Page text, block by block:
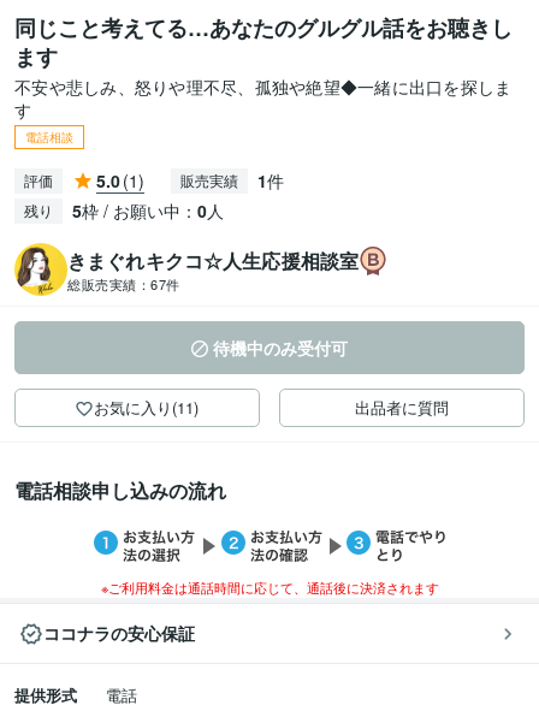
同じこと考えてる…あなたのグルグル話をお聴きし
ます
不安や悲しみ、怒りや理不尽、孤独や絶望◆一緒に出口を探しま
す
電話相談
評価 5.0(1) 販売実績 1件
残り 5枠 / お願い中： 0人
きまぐれキクコ☆人生応援相談室
総販売実績： 67件
待機中のみ受付可
お気に入り(11) 出品者に質問
電話相談申し込みの流れ
※ご利用料金は通話時間に応じて、通話後に決済されます
ココナラの安心保証
提供形式
電話